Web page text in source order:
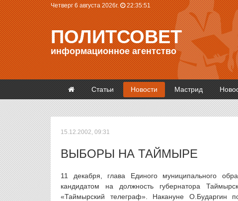
Четверг 6 августа 2026г. 22:35:51
ПОЛИТСОВЕТ
информационное агентство
Статьи Новости Мастрид
15.12.2002, 09:31
ВЫБОРЫ НА ТАЙМЫРЕ
11 декабря, глава Единого муниципального
кандидатом на должность губернатора
«Таймырский телеграф». Накануне О.Бударгин